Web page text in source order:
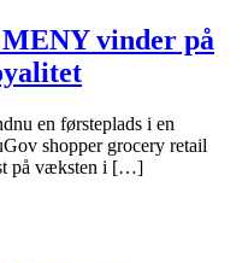
MENY vinder på
en førsteplads i en
shopper grocery retail
på væksten i […]